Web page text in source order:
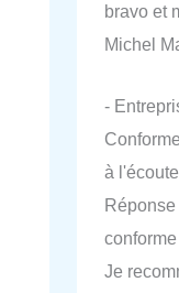
bravo et
Michel
-
à
Je